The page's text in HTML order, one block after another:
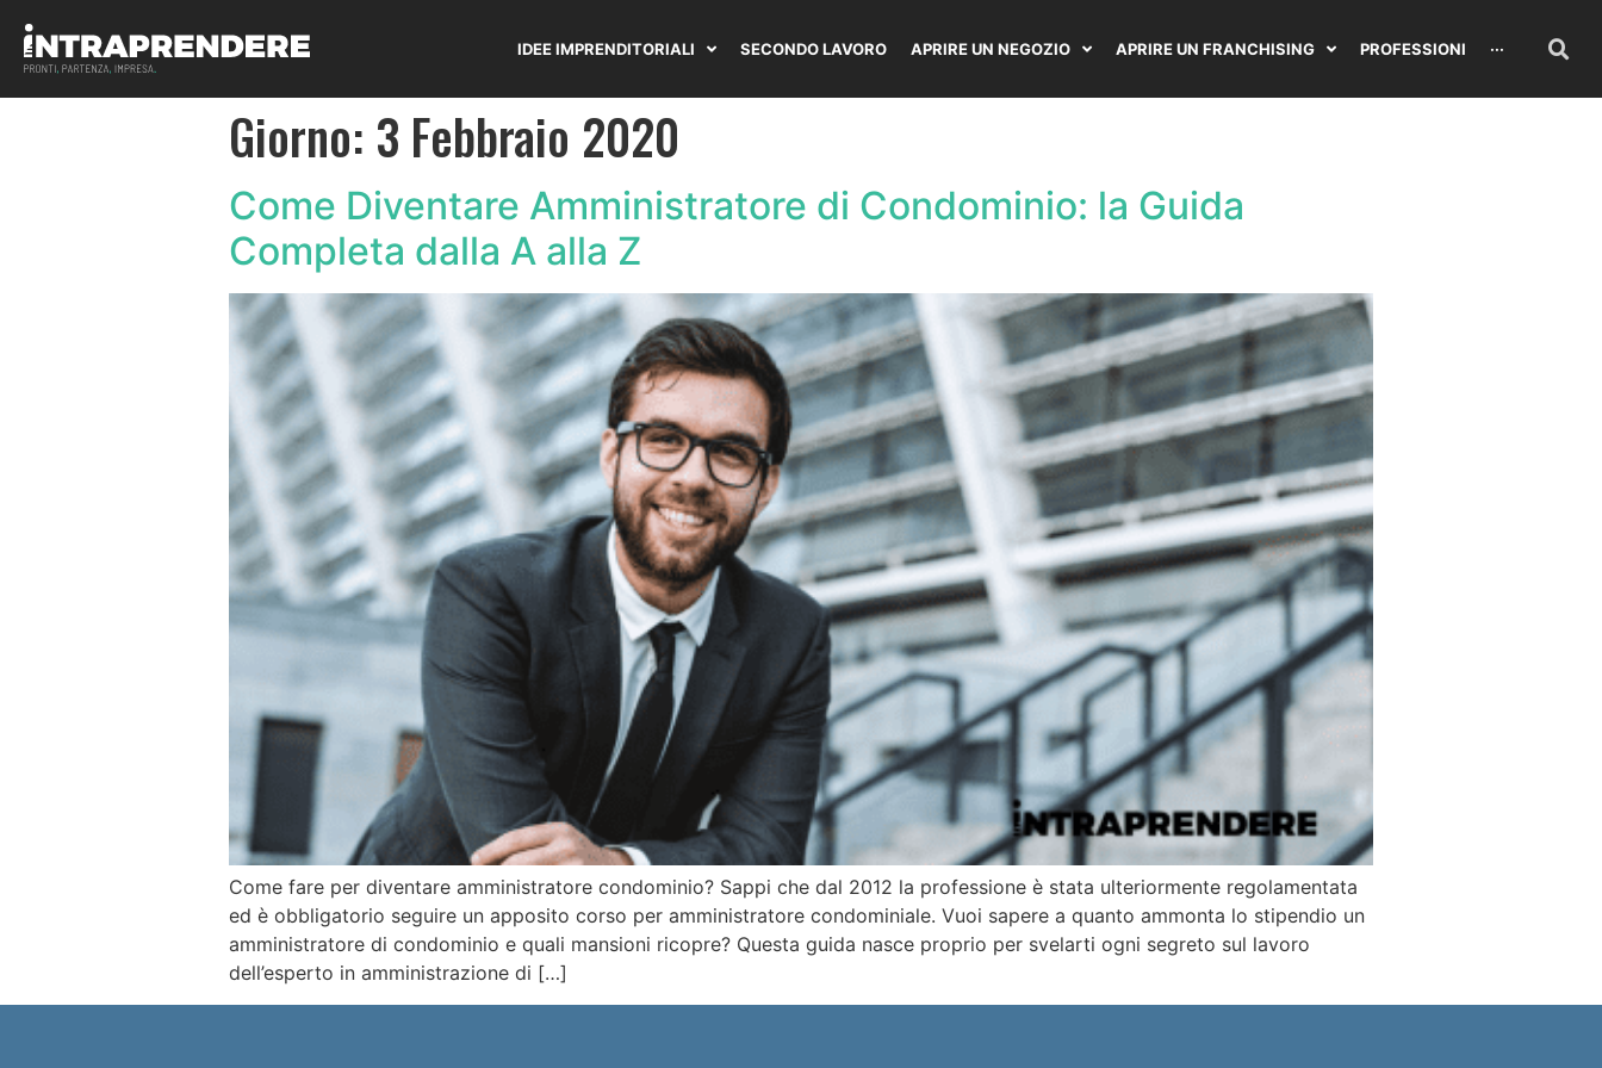
IDEE IMPRENDITORIALI SECONDO LAVORO APRIRE UN NEGOZIO APRIRE UN FRANCHISING PROFESSIONI ···
Giorno: 3 Febbraio 2020
Come Diventare Amministratore di Condominio: la Guida
Completa dalla A alla Z
Come fare per diventare amministratore condominio? Sappi che dal 2012 la professione è stata ulteriormente regolamentata
ed è obbligatorio seguire un apposito corso per amministratore condominiale. Vuoi sapere a quanto ammonta lo stipendio un
amministratore di condominio e quali mansioni ricopre? Questa guida nasce proprio per svelarti ogni segreto sul lavoro
dell’esperto in amministrazione di […]